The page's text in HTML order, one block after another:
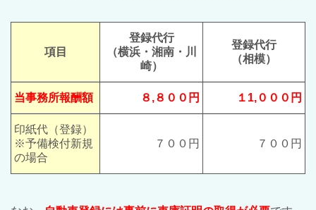
項目
登録代行
（横浜・湘南・川
崎）
登録代行
（相模）
当事務所報酬額 ８,８００円 １1,０００円
印紙代（登録）
※予備検付新規
の場合
７００円 ７００円